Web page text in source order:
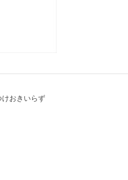
おきいらず